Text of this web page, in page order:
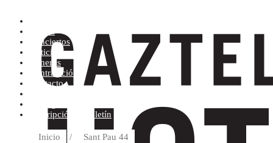
Tienda
Conciertos
Noticias
Géneros
Contratación
Contacto
Suscripción al boletín
Inicio / Sant Pau 44